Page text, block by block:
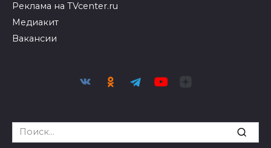
Реклама на TVcenter.ru
Медиакит
Вакансии
Search
for: